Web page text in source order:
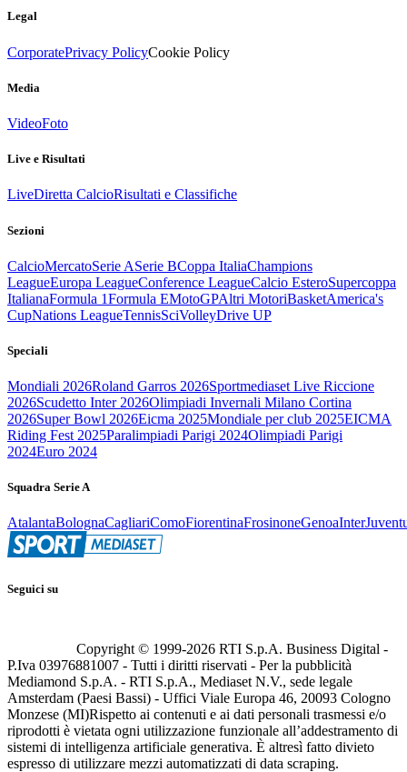
Legal
CorporatePrivacy PolicyCookie Policy
Media
VideoFoto
Live e Risultati
LiveDiretta CalcioRisultati e Classifiche
Sezioni
CalcioMercatoSerie ASerie BCoppa ItaliaChampions
LeagueEuropa LeagueConference LeagueCalcio EsteroSupercoppa
ItalianaFormula 1Formula EMotoGPAltri MotoriBasketAmerica's
CupNations LeagueTennisSciVolleyDrive UP
Speciali
Mondiali 2026Roland Garros 2026Sportmediaset Live Riccione
2026Scudetto Inter 2026Olimpiadi Invernali Milano Cortina
2026Super Bowl 2026Eicma 2025Mondiale per club 2025EICMA
Riding Fest 2025Paralimpiadi Parigi 2024Olimpiadi Parigi
2024Euro 2024
Squadra Serie A
AtalantaBolognaCagliariComoFiorentinaFrosinoneGenoaInter
Seguici su
Copyright © 1999-2026 RTI S.p.A. Business Digital -
P.Iva 03976881007 - Tutti i diritti riservati - Per la pubblicità
Mediamond S.p.A. - RTI S.p.A., Mediaset N.V., sede legale
Amsterdam (Paesi Bassi) - Uffici Viale Europa 46, 20093 Cologno
Monzese (MI)Rispetto ai contenuti e ai dati personali trasmessi e/o
riprodotti è vietata ogni utilizzazione funzionale all’addestramento di
sistemi di intelligenza artificiale generativa. È altresì fatto divieto
espresso di utilizzare mezzi automatizzati di data scraping.